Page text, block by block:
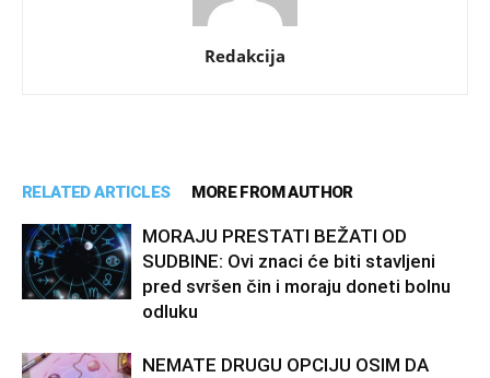
Redakcija
RELATED ARTICLES MORE FROM AUTHOR
MORAJU PRESTATI BEŽATI OD
SUDBINE: Ovi znaci će biti stavljeni
pred svršen čin i moraju doneti bolnu
odluku
NEMATE DRUGU OPCIJU OSIM DA